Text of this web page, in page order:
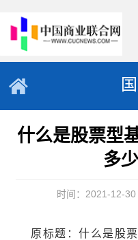
什么是股票型
多
时间：2021-12-
原标题：什么是股